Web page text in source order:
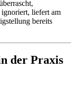
liefert am
bereits
der Praxis